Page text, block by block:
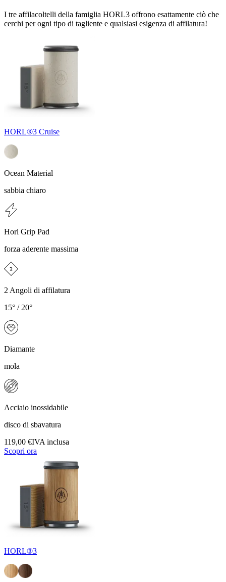
I tre affilacoltelli della famiglia HORL3 offrono esattamente ciò che
cerchi per ogni tipo di tagliente e qualsiasi esigenza di affilatura!
HORL®3 Cruise
Ocean Material
sabbia chiaro
Horl Grip Pad
forza aderente massima
2 Angoli di affilatura
15° / 20°
Diamante
mola
Acciaio inossidabile
disco di sbavatura
119,00 €IVA inclusa
Scopri ora
HORL®3